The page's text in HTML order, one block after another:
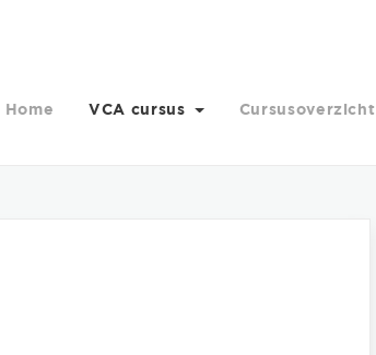
Home VCA cursus Cursusoverzicht